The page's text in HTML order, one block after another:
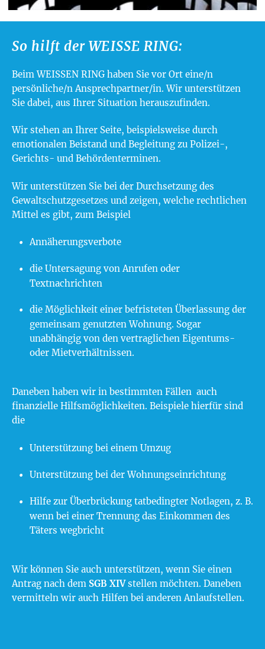
So hilft der WEISSE RING:
Beim WEISSEN RING haben Sie vor Ort eine/n
persönliche/n Ansprechpartner/in. Wir unterstützen
Sie dabei, aus Ihrer Situation herauszufinden.
Wir stehen an Ihrer Seite, beispielsweise durch
emotionalen Beistand und Begleitung zu Polizei-,
Gerichts- und Behördenterminen.
Wir unterstützen Sie bei der Durchsetzung des
Gewaltschutzgesetzes und zeigen, welche rechtlichen
Mittel es gibt, zum Beispiel
Annäherungsverbote
die Untersagung von Anrufen oder
Textnachrichten
die Möglichkeit einer befristeten Überlassung der
gemeinsam genutzten Wohnung. Sogar
unabhängig von den vertraglichen Eigentums-
oder Mietverhältnissen.
Daneben haben wir in bestimmten Fällen auch
finanzielle Hilfsmöglichkeiten. Beispiele hierfür sind
die
Unterstützung bei einem Umzug
Unterstützung bei der Wohnungseinrichtung
Hilfe zur Überbrückung tatbedingter Notlagen, z. B.
wenn bei einer Trennung das Einkommen des
Täters wegbricht
Wir können Sie auch unterstützen, wenn Sie einen
Antrag nach dem SGB XIVstellen möchten. Daneben
vermitteln wir auch Hilfen bei anderen Anlaufstellen.